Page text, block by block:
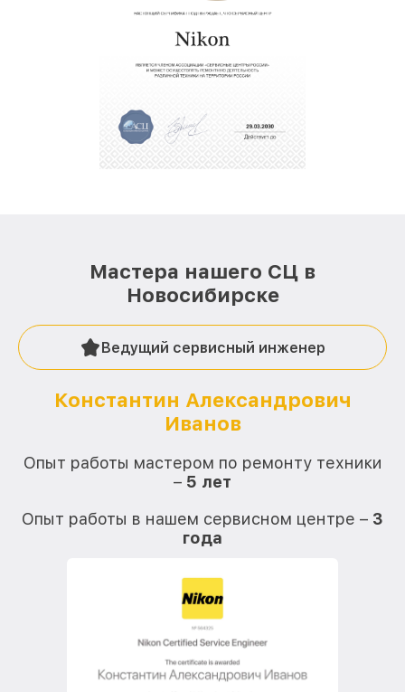
Мастера нашего СЦ в
Новосибирске
Ведущий сервисный инженер
Константин Александрович
Иванов
Опыт работы мастером по ремонту техники
– 5 лет
Опыт работы в нашем сервисном центре – 3
года